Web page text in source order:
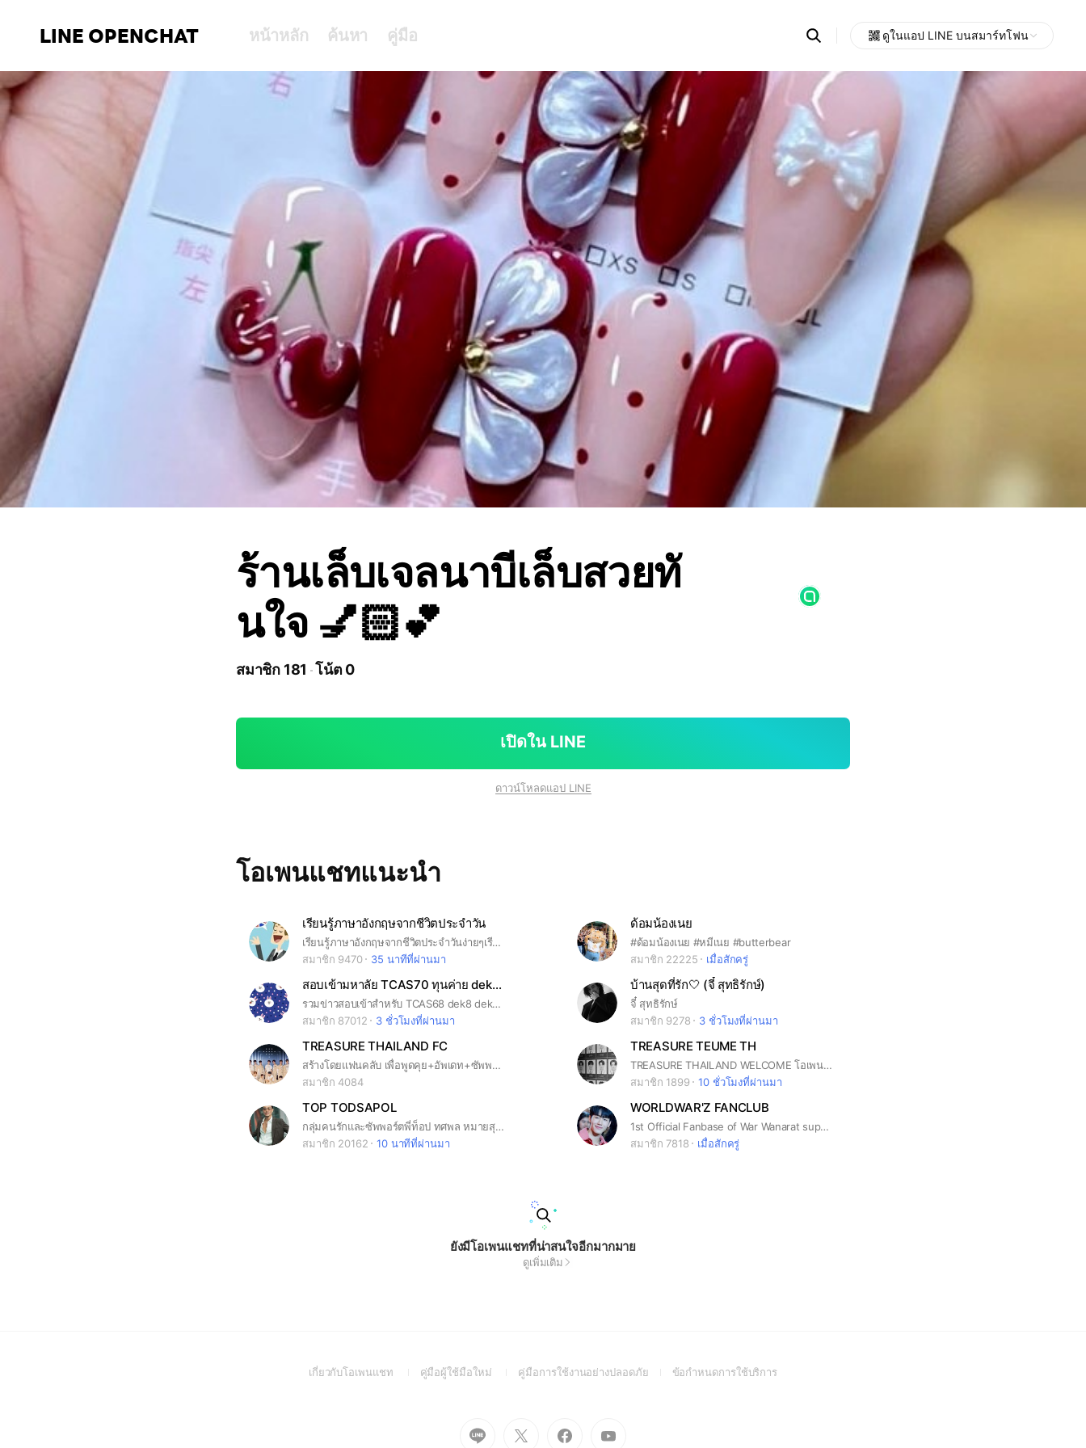
LINE OPENCHAT หน้าหลัก ค้นหา คู่มือ Search
OpenChats
messages
search
area
ดูในแอป LINE บนสมาร์ทโฟน
ร้านเล็บเจลนาบีเล็บสวยทั
นใจ 💅🏻💕
สมาชิก 181 โน้ต 0
เปิดใน LINE
ดาวน์โหลดแอป LINE
โอเพนแชทแนะนำ
เรียนรู้ภาษาอังกฤษจากชีวิตประจำวัน
เรียนรู้ภาษาอังกฤษจากชีวิตประจำวันง่ายๆเรียนรู้ไปด้วยกัน ฝึกคุยภาษาอังกฤษใครเจอคำศัพท์ประโยคในชีวิตประจำวันมาแชร์กัน
สมาชิก 9470
35 นาทีที่ผ่านมา
ด้อมน้องเนย
#ด้อมน้องเนย #หมีเนย #butterbear
สมาชิก 22225
เมื่อสักครู่
สอบเข้ามหาลัย TCAS70 ทุนค่าย dek70
รวมข่าวสอบเข้าสำหรับ TCAS68 dek8 dek69 รับตรง ทุน ค่าย
สมาชิก 87012
3 ชั่วโมงที่ผ่านมา
บ้านสุดที่รัก🤍 (จี๋ สุทธิรักษ์)
จี๋ สุทธิรักษ์
สมาชิก 9278
3 ชั่วโมงที่ผ่านมา
TREASURE THAILAND FC
สร้างโดยแฟนคลับ เพื่อพูดคุย+อัพเดท+ซัพพอร์ทน้องๆ โปรดอ่านโน้ตปักหมุดด้วยจ้า
สมาชิก 4084
TREASURE TEUME TH
TREASURE THAILAND WELCOME โอเพนแชทสำหรับด้อมเด็กสมบัติ(ทึเม) ❗เข้ามาแล้วตั้งชื่อ / อิโมจิเมน ❗ #HYUNSUK #JIHOON #YOSHI #JUNKYU #MASHIHO #JAEHYUK #ASAHI #YEDAM #DOYOUNG #HARUTO#JEONGWOO#JUNGHWAN#เทรเชอร์
สมาชิก 1899
10 ชั่วโมงที่ผ่านมา
TOP TODSAPOL
กลุ่มคนรักและซัพพอร์ตพี่ท็อป ทศพล หมายสุข#ด้อมต้มเล้งของพี่ท็อป
สมาชิก 20162
10 นาทีที่ผ่านมา
WORLDWAR'Z FANCLUB
1st Official Fanbase of War Wanarat support @warwanarat
สมาชิก 7818
เมื่อสักครู่
ยังมีโอเพนแชทที่น่าสนใจอีกมากมาย
ดูเพิ่มเติม
เกี่ยวกับโอเพนแชท
(Openคู่มือผู้ใช้มือใหม่
(Open
window)
คู่มือการใช้งานอย่างปลอดภัย(Openข้อกำหนดการใช้บริการ(Open
Go
to
Go
to
Go
to
to